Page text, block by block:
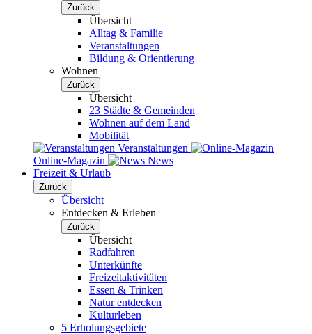
Zurück
Übersicht
Alltag & Familie
Veranstaltungen
Bildung & Orientierung
Wohnen
Zurück
Übersicht
23 Städte & Gemeinden
Wohnen auf dem Land
Mobilität
Veranstaltungen
Online-Magazin
News
Freizeit & Urlaub
Zurück
Übersicht
Entdecken & Erleben
Zurück
Übersicht
Radfahren
Unterkünfte
Freizeitaktivitäten
Essen & Trinken
Natur entdecken
Kulturleben
5 Erholungsgebiete